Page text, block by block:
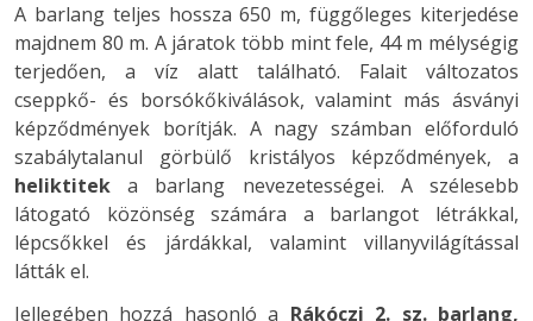
A barlang teljes hossza 650 m, függőleges kiterjedése
majdnem 80 m. A járatok több mint fele, 44 m mélységig
terjedően, a víz alatt található. Falait változatos
cseppkő- és borsókőkiválások, valamint más ásványi
képződmények borítják. A nagy számban előforduló
szabálytalanul görbülő kristályos képződmények, a
heliktitek a barlang nevezetességei. A szélesebb
látogató közönség számára a barlangot létrákkal,
lépcsőkkel és járdákkal, valamint villanyvilágítással
látták el.
Jellegében hozzá hasonló a Rákóczi 2. sz. barlang,